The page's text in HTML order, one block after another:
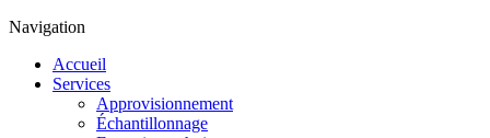
Navigation
Accueil
Services
Approvisionnement
Échantillonnage